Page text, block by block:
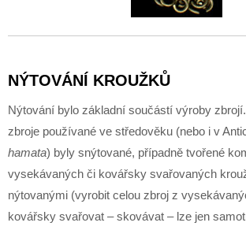
NÝTOVÁNÍ KROUŽKŮ
Nýtování bylo základní součástí výroby
zbroje používané ve středověku (nebo i v
hamata) byly snýtované, případně tvořené
vysekávaných či kovářsky svařovaných
nýtovanými (vyrobit celou zbroj z
kovářsky svařovat – skovávat – lze jen